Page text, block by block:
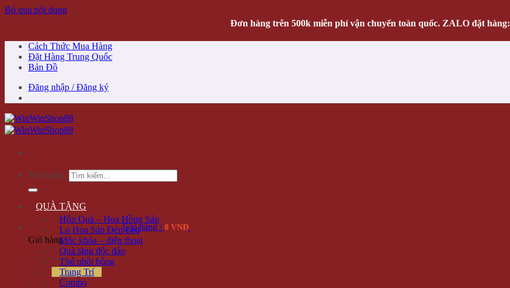
Bỏ qua nội dung
Đơn hàng trên 500k miễn phí vận chuyển toàn quốc. ZALO đặt hàng:
Cách Thức Mua Hàng
Đặt Hàng Trung Quốc
Bản Đồ
Đăng nhập / Đăng ký
Tìm kiếm:
Giỏ hàng / 0 VNĐ
Giỏ hàng
QUÀ TẶNG
Hộp Quà – Hoa Hồng Sáp
Lọ Hoa Sáp Đèn Led
Móc khóa – điện thoại
Quà tặng độc đáo
Thú nhồi bông
Trang Trí
Combo